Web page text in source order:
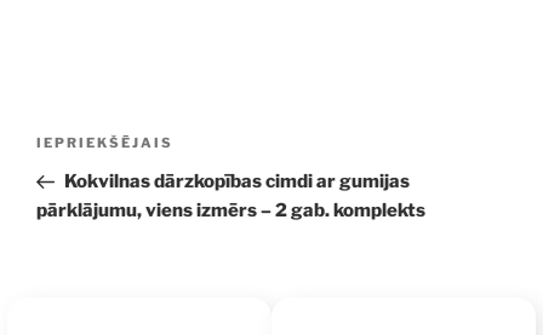
Iepriekšējā
ziņa:
IEPRIEKŠĒJAIS
Kokvilnas dārzkopības cimdi ar gumijas
pārklājumu, viens izmērs – 2 gab. komplekts